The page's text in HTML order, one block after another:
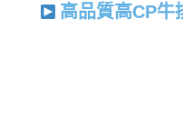
高品質高CP牛